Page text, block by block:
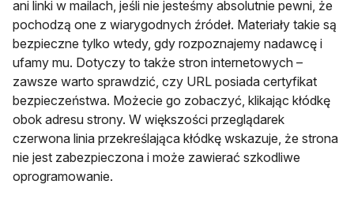
ani linki w mailach, jeśli nie jesteśmy absolutnie pewni, że
pochodzą one z wiarygodnych źródeł. Materiały takie są
bezpieczne tylko wtedy, gdy rozpoznajemy nadawcę i
ufamy mu. Dotyczy to także stron internetowych –
zawsze warto sprawdzić, czy URL posiada certyfikat
bezpieczeństwa. Możecie go zobaczyć, klikając kłódkę
obok adresu strony. W większości przeglądarek
czerwona linia przekreślająca kłódkę wskazuje, że strona
nie jest zabezpieczona i może zawierać szkodliwe
oprogramowanie.